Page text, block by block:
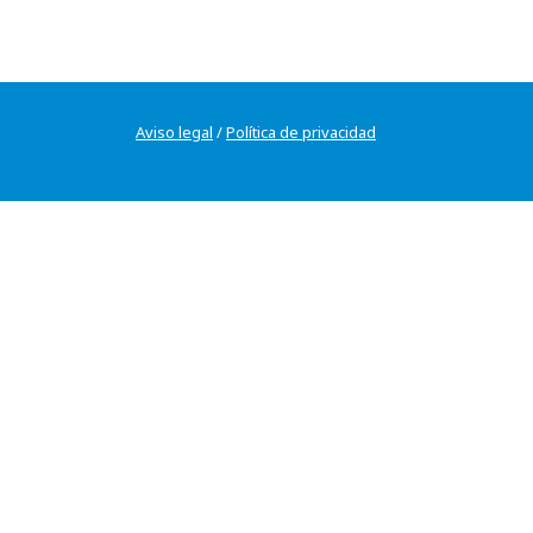
Aviso legal /Política de privacidad